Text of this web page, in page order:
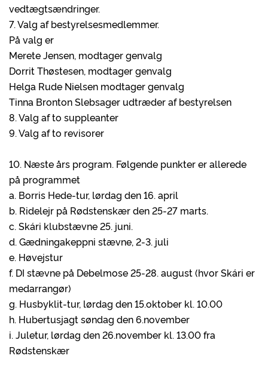
vedtægtsændringer.
7. Valg af bestyrelsesmedlemmer.
På valg er
Merete Jensen, modtager genvalg
Dorrit Thøstesen, modtager genvalg
Helga Rude Nielsen modtager genvalg
Tinna Bronton Slebsager udtræder af bestyrelsen
8. Valg af to suppleanter
9. Valg af to revisorer
10. Næste års program. Følgende punkter er allerede
på programmet
a. Borris Hede-tur, lørdag den 16. april
b. Ridelejr på Rødstenskær den 25-27 marts.
c. Skári klubstævne 25. juni.
d. Gædningakeppni stævne, 2-3. juli
e. Høvejstur
f. DI stævne på Debelmose 25-28. august (hvor Skári er
medarrangør)
g. Husbyklit-tur, lørdag den 15.oktober kl. 10.00
h. Hubertusjagt søndag den 6.november
i. Juletur, lørdag den 26.november kl. 13.00 fra
Rødstenskær